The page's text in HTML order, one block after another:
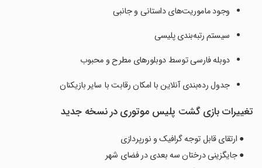
وجود ماموریت‌های داستانی و جانبی
سیستم رتبه‌بندی پلیسی
دوبله فارسی توسط دوبلورهای مطرح و محبوب
جدول رده‌بندی آنلاین با امکان رقابت با سایر بازیکنان
تغییرات بازی گشت پلیس موتوری در نسخه جدید
● ارتقای قابل توجه گرافیک و نورپردازی
● جایگزینی درختان سه بعدی در فضای شهر